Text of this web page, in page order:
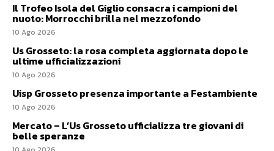
Il Trofeo Isola del Giglio consacra i campioni del
nuoto: Morrocchi brilla nel mezzofondo
10 Ago 2026
Us Grosseto: la rosa completa aggiornata dopo le
ultime ufficializzazioni
10 Ago 2026
Uisp Grosseto presenza importante a Festambiente
10 Ago 2026
Mercato – L’Us Grosseto ufficializza tre giovani di
belle speranze